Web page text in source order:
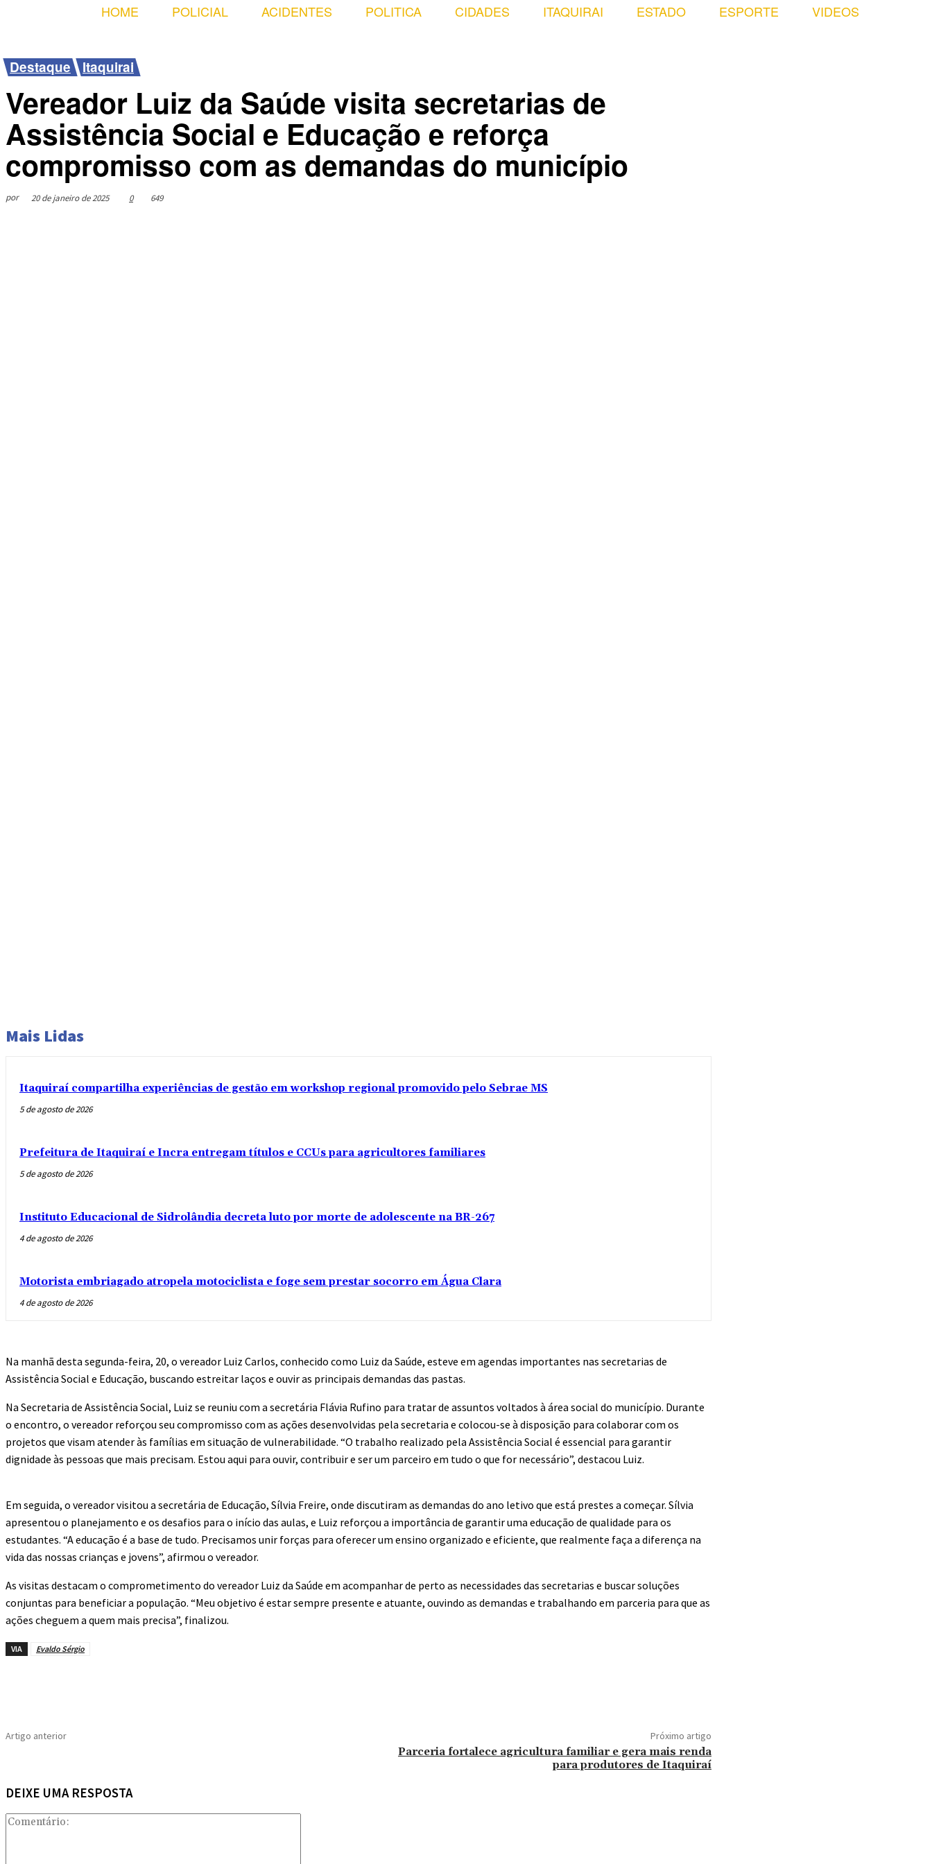
HOME POLICIAL ACIDENTES POLITICA CIDADES ITAQUIRAI ESTADO ESPORTE VIDEOS
Destaque Itaquirai
Vereador Luiz da Saúde visita secretarias de
Assistência Social e Educação e reforça
compromisso com as demandas do município
por 20 de janeiro de 2025 0 649
Mais Lidas
Itaquiraí compartilha experiências de gestão em workshop regional promovido pelo Sebrae MS
5 de agosto de 2026
Prefeitura de Itaquiraí e Incra entregam títulos e CCUs para agricultores familiares
5 de agosto de 2026
Instituto Educacional de Sidrolândia decreta luto por morte de adolescente na BR-267
4 de agosto de 2026
Motorista embriagado atropela motociclista e foge sem prestar socorro em Água Clara
4 de agosto de 2026
Na manhã desta segunda-feira, 20, o vereador Luiz Carlos, conhecido como Luiz da Saúde, esteve em agendas importantes nas secretarias de
Assistência Social e Educação, buscando estreitar laços e ouvir as principais demandas das pastas.
Na Secretaria de Assistência Social, Luiz se reuniu com a secretária Flávia Rufino para tratar de assuntos voltados à área social do município. Durante
o encontro, o vereador reforçou seu compromisso com as ações desenvolvidas pela secretaria e colocou-se à disposição para colaborar com os
projetos que visam atender às famílias em situação de vulnerabilidade. “O trabalho realizado pela Assistência Social é essencial para garantir
dignidade às pessoas que mais precisam. Estou aqui para ouvir, contribuir e ser um parceiro em tudo o que for necessário”, destacou Luiz.
Em seguida, o vereador visitou a secretária de Educação, Sílvia Freire, onde discutiram as demandas do ano letivo que está prestes a começar. Sílvia
apresentou o planejamento e os desafios para o início das aulas, e Luiz reforçou a importância de garantir uma educação de qualidade para os
estudantes. “A educação é a base de tudo. Precisamos unir forças para oferecer um ensino organizado e eficiente, que realmente faça a diferença na
vida das nossas crianças e jovens”, afirmou o vereador.
As visitas destacam o comprometimento do vereador Luiz da Saúde em acompanhar de perto as necessidades das secretarias e buscar soluções
conjuntas para beneficiar a população. “Meu objetivo é estar sempre presente e atuante, ouvindo as demandas e trabalhando em parceria para que as
ações cheguem a quem mais precisa”, finalizou.
VIA Evaldo Sérgio
Artigo anterior Próximo artigo
Parceria fortalece agricultura familiar e gera mais renda
para produtores de Itaquiraí
DEIXE UMA RESPOSTA